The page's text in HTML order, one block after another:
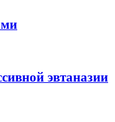
эвтаназии